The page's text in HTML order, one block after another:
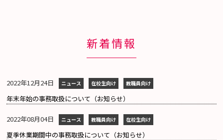
新着情報
2022年12月24日 ニュース 在校生向け 教職員向け
年末年始の事務取扱について（お知らせ）
2022年08月04日 ニュース 教職員向け 在校生向け
夏季休業期間中の事務取扱について（お知らせ）